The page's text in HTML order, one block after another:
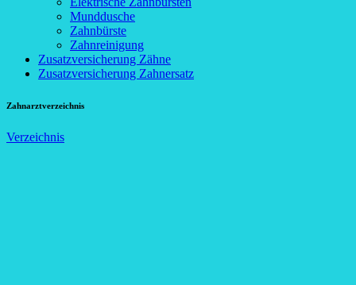
Munddusche
Zahnbürste
Zahnreinigung
Zusatzversicherung Zähne
Zusatzversicherung Zahnersatz
Zahnarztverzeichnis
Verzeichnis